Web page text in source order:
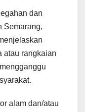
dan
Semarang,
atau rangkaian
alam dan/atau